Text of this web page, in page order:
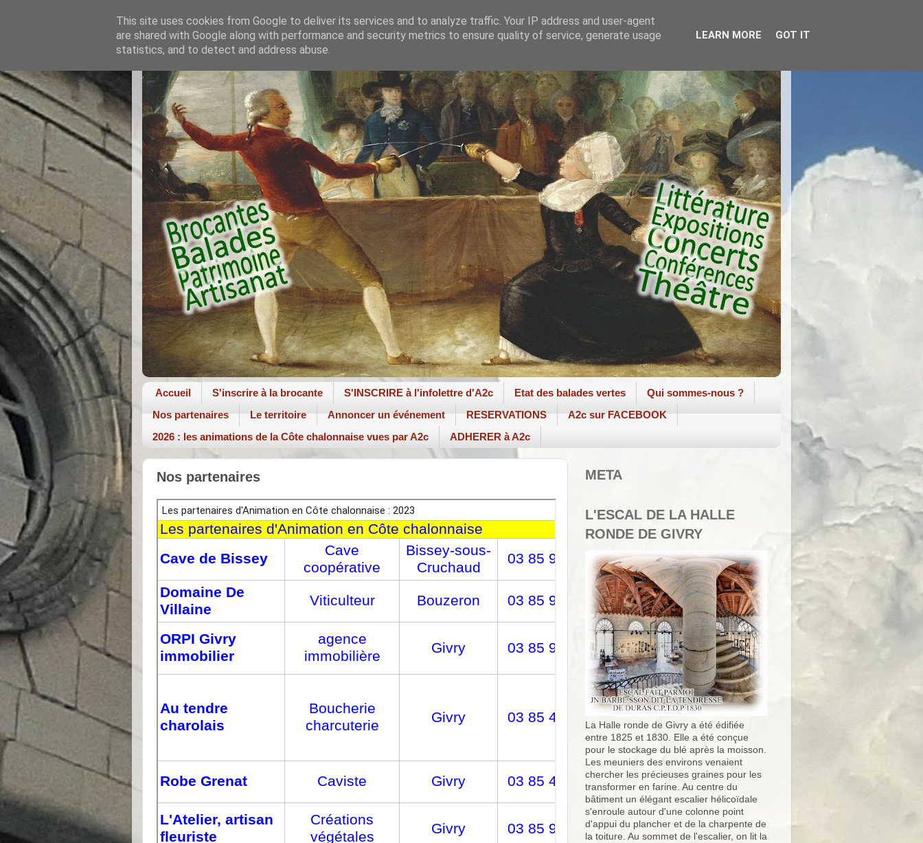
Accueil S'inscrire à la brocante S'INSCRIRE à l'infolettre d'A2c Etat des balades vertes
Qui sommes-nous ?
Nos partenaires
Le territoire Annoncer un événement RESERVATIONS
A2c sur FACEBOOK
2026 : les animations de la Côte chalonnaise vues par A2c
ADHERER à A2c
Nos partenaires META
L'ESCAL DE LA HALLE
RONDE DE GIVRY
La Halle ronde de Givry a été édifiée
entre 1825 et 1830. Elle a été conçue
pour le stockage du blé après la moisson.
Les meuniers des environs venaient
chercher les précieuses graines pour les
transformer en farine. Au centre du
bâtiment un élégant escalier hélicoïdale
s'enroule autour d'une colonne point
d'appui du plancher et de la charpente de
la toiture. Au sommet de l'escalier, on lit la
This site uses cookies from Google to deliver its services and to analyze traffic. Your IP address and user-agent
are shared with Google along with performance and security metrics to ensure quality of service, generate usage
statistics, and to detect and address abuse.
LEARN MORE GOT IT